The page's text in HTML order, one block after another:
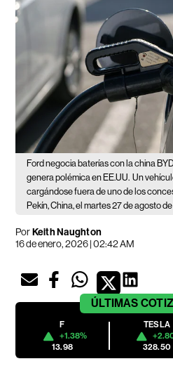
Ford negocia baterías con la china
genera polémica en EE.UU. Un
cargándose fuera de uno de los
Pekín, China, el martes 27 de agosto
PorKeith Naughton
16 de enero, 2026 | 02:42 AM
ÚLTIMAS
F
+1.38%
13.98
TESLA
328.50